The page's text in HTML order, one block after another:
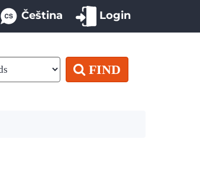
Čeština Login
FIND